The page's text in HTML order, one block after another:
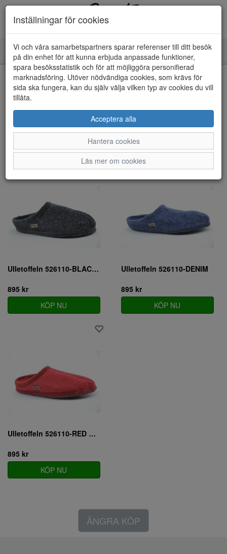
Toggle
navigation
Visa filter
Ulletoffeln (3 artiklar)
Sortera efter:
Ulletoffeln 526110-BLACK MAL
895 kr
KÖP NU
Ulletoffeln 526110-DENIM
895 kr
KÖP NU
Ulletoffeln 526110-RED PEPPER
895 kr
KÖP NU
ÅNGRA KÖP
Inställningar för cookies
Vi och våra samarbetspartners sparar referenser till ditt besök
på din enhet för att kunna erbjuda anpassade funktioner,
spara besöksstatistik och för att möjliggöra personifierad
marknadsföring. Utöver nödvändiga cookies, som krävs för
sida ska fungera, kan du själv välja vilken typ av cookies du vill
tillåta.
Acceptera alla
Hantera cookies
Läs mer om cookies